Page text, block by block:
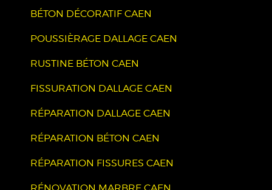
BÉTON DÉCORATIF CAEN
POUSSIÈRAGE DALLAGE CAEN
RUSTINE BÉTON CAEN
FISSURATION DALLAGE CAEN
RÉPARATION DALLAGE CAEN
RÉPARATION BÉTON CAEN
RÉPARATION FISSURES CAEN